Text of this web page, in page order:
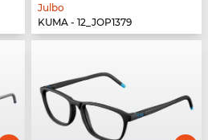
Julbo
KUMA - 12_JOP1379